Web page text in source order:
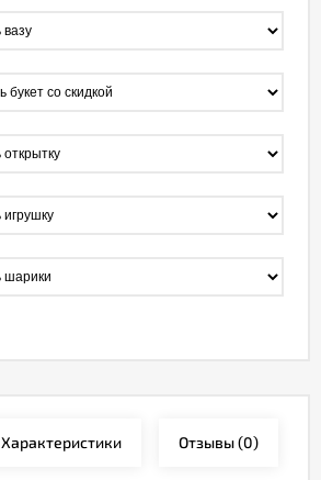
Характеристики Отзывы(0)